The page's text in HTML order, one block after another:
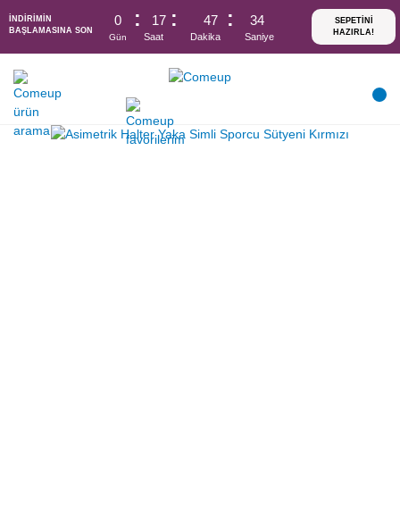
İNDİRİMİN
BAŞLAMASINA SON
0 17
Saat
47
Dakika
34
Saniye